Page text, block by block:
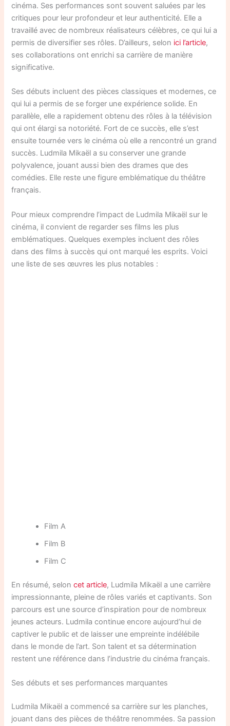
cinéma. Ses performances sont souvent saluées par les
critiques pour leur profondeur et leur authenticité. Elle a
travaillé avec de nombreux réalisateurs célèbres, ce qui lui a
permis de diversifier ses rôles. D’ailleurs, selon ici l’article,
ses collaborations ont enrichi sa carrière de manière
significative.
Ses débuts incluent des pièces classiques et modernes, ce
qui lui a permis de se forger une expérience solide. En
parallèle, elle a rapidement obtenu des rôles à la télévision
qui ont élargi sa notoriété. Fort de ce succès, elle s’est
ensuite tournée vers le cinéma où elle a rencontré un grand
succès. Ludmila Mikaël a su conserver une grande
polyvalence, jouant aussi bien des drames que des
comédies. Elle reste une figure emblématique du théâtre
français.
Pour mieux comprendre l’impact de Ludmila Mikaël sur le
cinéma, il convient de regarder ses films les plus
emblématiques. Quelques exemples incluent des rôles
dans des films à succès qui ont marqué les esprits. Voici
une liste de ses œuvres les plus notables :
Film A
Film B
Film C
En résumé, seloncet article, Ludmila Mikaël a une carrière
impressionnante, pleine de rôles variés et captivants. Son
parcours est une source d’inspiration pour de nombreux
jeunes acteurs. Ludmila continue encore aujourd’hui de
captiver le public et de laisser une empreinte indélébile
dans le monde de l’art. Son talent et sa détermination
restent une référence dans l’industrie du cinéma français.
Ses débuts et ses performances marquantes
Ludmila Mikaël a commencé sa carrière sur les planches,
jouant dans des pièces de théâtre renommées. Sa passion